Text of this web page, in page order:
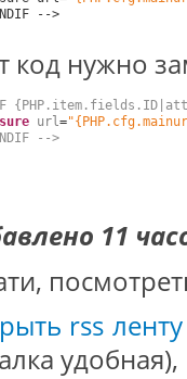
-->
код нужно
url=
-->
11
rss